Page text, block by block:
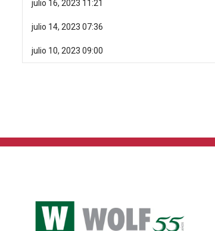
julio 16, 2023 11:21
julio 14, 2023 07:36
julio 10, 2023 09:00